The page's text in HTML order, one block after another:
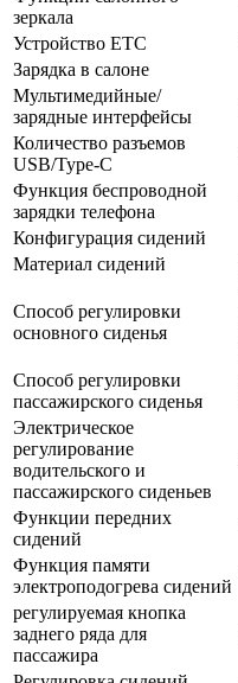
зеркала
Устройство ETC
Зарядка в салоне
Мультимедийные/
зарядные интерфейсы
Количество разъемов
USB/Type-C
Функция беспроводной
зарядки телефона
Конфигурация сидений
Материал сидений
Способ регулировки
основного сиденья
Способ регулировки
пассажирского сиденья
Электрическое
регулирование
водительского и
пассажирского сиденьев
Функции передних
сидений
Функция памяти
электроподогрева сидений
регулируемая кнопка
заднего ряда для
пассажира